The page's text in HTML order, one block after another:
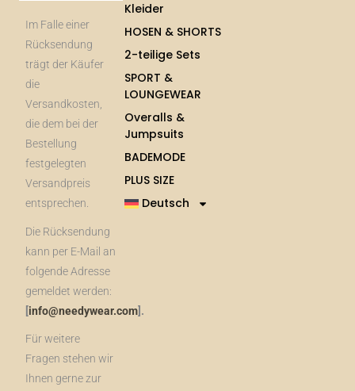
Im Falle einer
Rücksendung
trägt der Käufer
die
Versandkosten,
die dem bei der
Bestellung
festgelegten
Versandpreis
entsprechen.
Die Rücksendung
kann per E-Mail an
folgende Adresse
gemeldet werden:
[info@needywear.com].
Für weitere
Fragen stehen wir
Ihnen gerne zur
Kleider
HOSEN & SHORTS
2-teilige Sets
SPORT &
LOUNGEWEAR
Overalls &
Jumpsuits
BADEMODE
PLUS SIZE
Deutsch